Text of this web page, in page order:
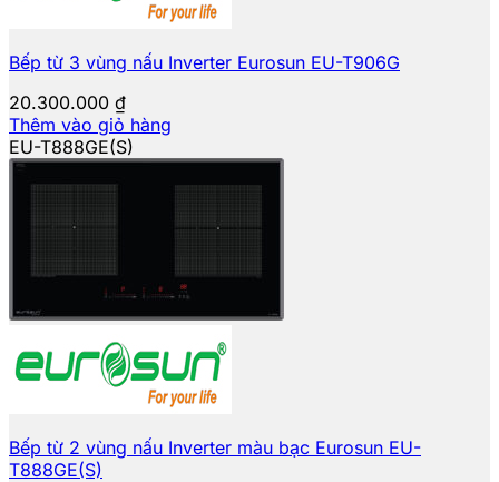
Bếp từ 3 vùng nấu Inverter Eurosun EU-T906G
20.300.000 ₫
Thêm vào giỏ hàng
EU-T888GE(S)
Bếp từ 2 vùng nấu Inverter màu bạc Eurosun EU-
T888GE(S)